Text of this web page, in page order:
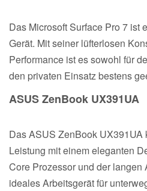
Das Microsoft Surface Pro 7 ist
Gerät. Mit seiner lüfterlosen
Performance ist es sowohl für
den privaten Einsatz bestens
ASUS ZenBook UX391UA
Das ASUS ZenBook
Leistung mit einem eleganten
Core Prozessor und der langen
ideales Arbeitsgerät für